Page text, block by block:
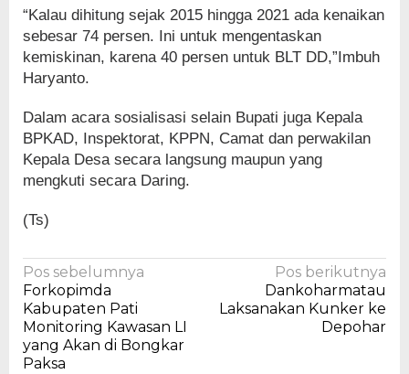
“Kalau dihitung sejak 2015 hingga 2021 ada kenaikan
sebesar 74 persen. Ini untuk mengentaskan
kemiskinan, karena 40 persen untuk BLT DD,”Imbuh
Haryanto.
Dalam acara sosialisasi selain Bupati juga Kepala
BPKAD, Inspektorat, KPPN, Camat dan perwakilan
Kepala Desa secara langsung maupun yang
mengkuti secara Daring.
(Ts)
Navigasi
pos
Pos sebelumnya
Forkopimda
Kabupaten Pati
Monitoring Kawasan LI
yang Akan di Bongkar
Paksa
Pos berikutnya
Dankoharmatau
Laksanakan Kunker ke
Depohar